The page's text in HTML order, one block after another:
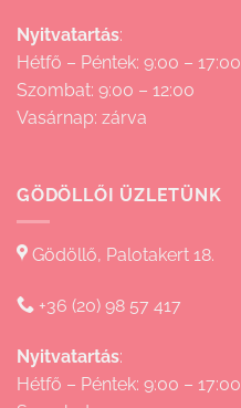
Nyitvatartás:
Hétfő – Péntek: 9:00 – 17:00
Szombat: 9:00 – 12:00
Vasárnap: zárva
GÖDÖLLŐI ÜZLETÜNK
Gödöllő, Palotakert 18.
+36 (20) 98 57 417
Nyitvatartás:
Hétfő – Péntek: 9:00 – 17:00